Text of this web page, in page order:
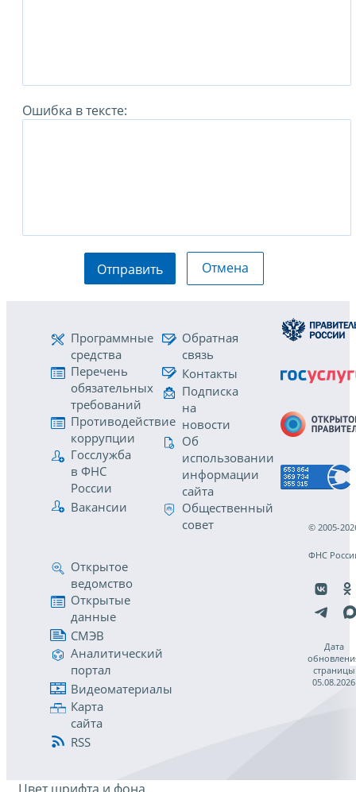
Ошибка в тексте:
Отправить Отмена
Программные
средства
Перечень
обязательных
требований
Противодействие
коррупции
Госслужба
в ФНС
России
Вакансии
Обратная
связь
Контакты
Подписка
на
новости
Об
использовании
информации
сайта
Общественный
совет
Открытое
ведомство
Открытые
данные
СМЭВ
Аналитический
портал
Видеоматериалы
Карта
сайта
RSS
© 2005-
ФНС
Дата
страницы
05.08.2026